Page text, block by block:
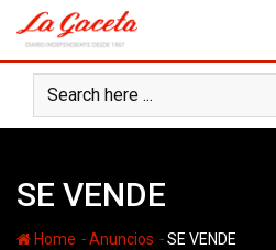
content
SE VENDE
Home -Anuncios -SE VENDE